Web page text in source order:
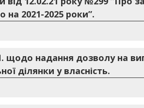
2021-2025 роки”.
щодо надання дозволу на
ділянки у власність.